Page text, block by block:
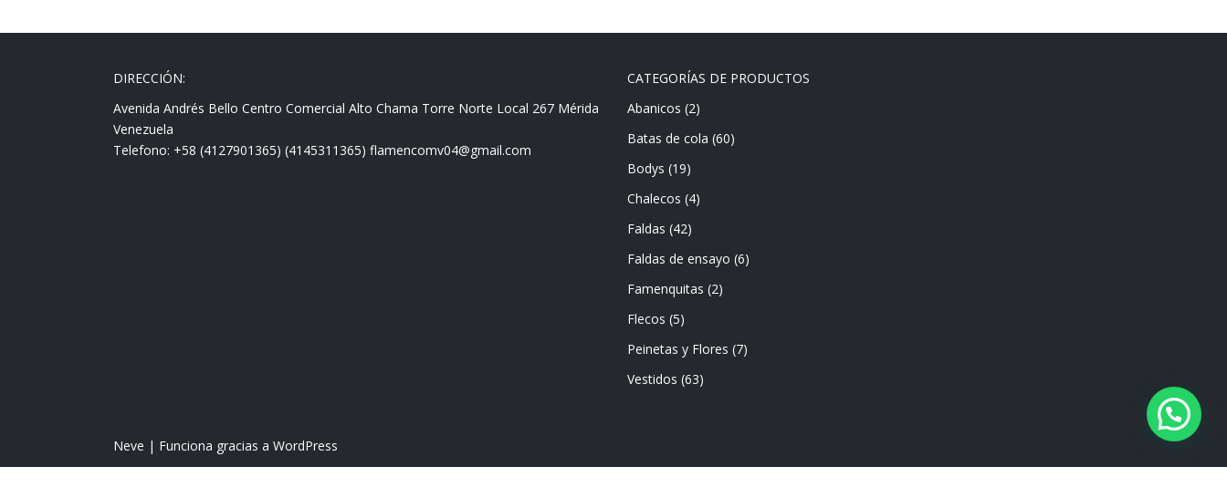
DIRECCIÓN:
Avenida Andrés Bello Centro Comercial Alto Chama Torre Norte Local 267 Mérida
Venezuela
Telefono: +58 (4127901365) (4145311365) flamencomv04@gmail.com
CATEGORÍAS DE PRODUCTOS
Abanicos (2)
Batas de cola (60)
Bodys (19)
Chalecos (4)
Faldas (42)
Faldas de ensayo (6)
Famenquitas (2)
Flecos (5)
Peinetas y Flores (7)
Vestidos (63)
Neve | Funciona gracias a WordPress